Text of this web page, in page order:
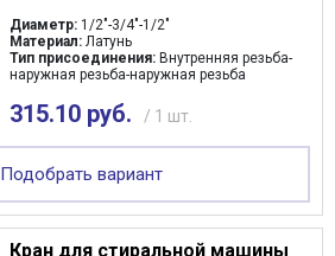
Диаметр: 1/2"-3/4"-1/2"
Материал: Латунь
Тип присоединения: Внутренняя резьба-
наружная резьба-наружная резьба
315.10 руб. / 1 шт.
Подобрать вариант
Кран для стиральной машины